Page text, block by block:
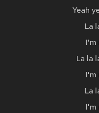
Yeah
La
I'm
La la
I'm
La
I'm